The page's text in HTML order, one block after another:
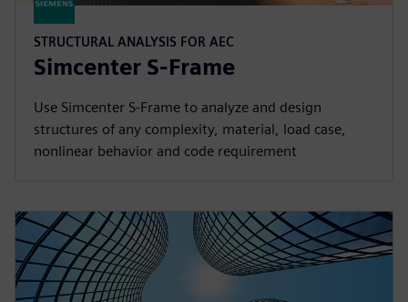
STRUCTURAL ANALYSIS FOR AEC
Simcenter S-Frame
Use Simcenter S‑Frame to analyze and design
structures of any complexity, material, load case,
nonlinear behavior and code requirement